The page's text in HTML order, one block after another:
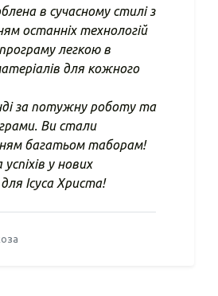
в сучасному стилі з
останніх технологій
легкою в
для кожного
за потужну роботу та
Ви стали
багатьом таборам!
у нових
Ісуса Христа!